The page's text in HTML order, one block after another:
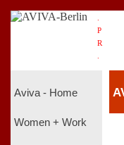
P
R
Aviva - Home
Women + Work